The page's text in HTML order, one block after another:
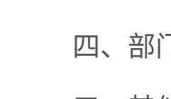
四、 部